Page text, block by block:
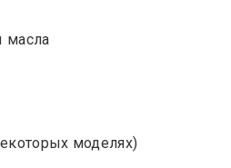
масла
моделях)